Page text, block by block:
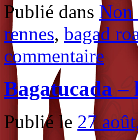
Publié dans Non
rennes, bagad
commentaire
Bagatucada –
Publié le 27